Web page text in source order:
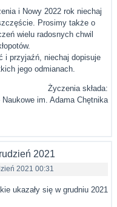
i Nowy 2022 rok niechaj
Prosimy także o
wielu radosnych chwil
i przyjaźń, niechaj dopisuje
jego odmianach.
Życzenia składa:
im. Adama Chętnika
2021
2021 00:31
ukazały się w grudniu 2021